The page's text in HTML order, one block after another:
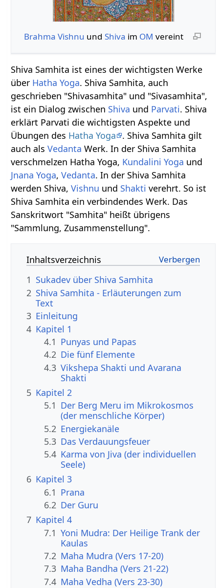
Brahma Vishnu und Shiva im OM vereint
Shiva Samhita ist eines der wichtigsten Werke
über Hatha Yoga. Shiva Samhita, auch
geschrieben "Shivasamhita" und "Sivasamhita",
ist ein Dialog zwischen Shiva und Parvati. Shiva
erklärt Parvati die wichtigsten Aspekte und
Übungen des Hatha Yoga
. Shiva Samhita gilt
auch alsVedanta Werk. In der Shiva Samhita
verschmelzen Hatha Yoga, Kundalini Yoga und
Jnana Yoga,Vedanta. In der Shiva Samhita
werden Shiva,Vishnu und Shakti verehrt. So ist
Shiva Samhita ein verbindendes Werk. Das
Sanskritwort "Samhita" heißt übrigens
"Sammlung, Zusammenstellung".
Inhaltsverzeichnis
1 Sukadev über Shiva Samhita
2 Shiva Samhita - Erläuterungen zum
Text
3 Einleitung
4 Kapitel 1
4.1 Punyas und Papas
4.2 Die fünf Elemente
4.3 Vikshepa Shakti und Avarana
Shakti
5 Kapitel 2
5.1 Der Berg Meru im Mikrokosmos
(der menschliche Körper)
5.2 Energiekanäle
5.3 Das Verdauungsfeuer
5.4 Karma von Jiva (der individuellen
Seele)
6 Kapitel 3
6.1 Prana
6.2 Der Guru
7 Kapitel 4
7.1 Yoni Mudra: Der Heilige Trank der
Kaulas
7.2 Maha Mudra (Vers 17-20)
7.3 Maha Bandha (Vers 21-22)
7.4 Maha Vedha (Vers 23-30)